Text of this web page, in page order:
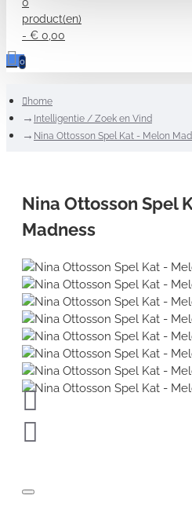
product(en)
- € 0,00
0
home
Intelligentie / Zoek en Vind
Nina Ottosson Spel Kat - Melon
Nina Ottosson Spel
Madness